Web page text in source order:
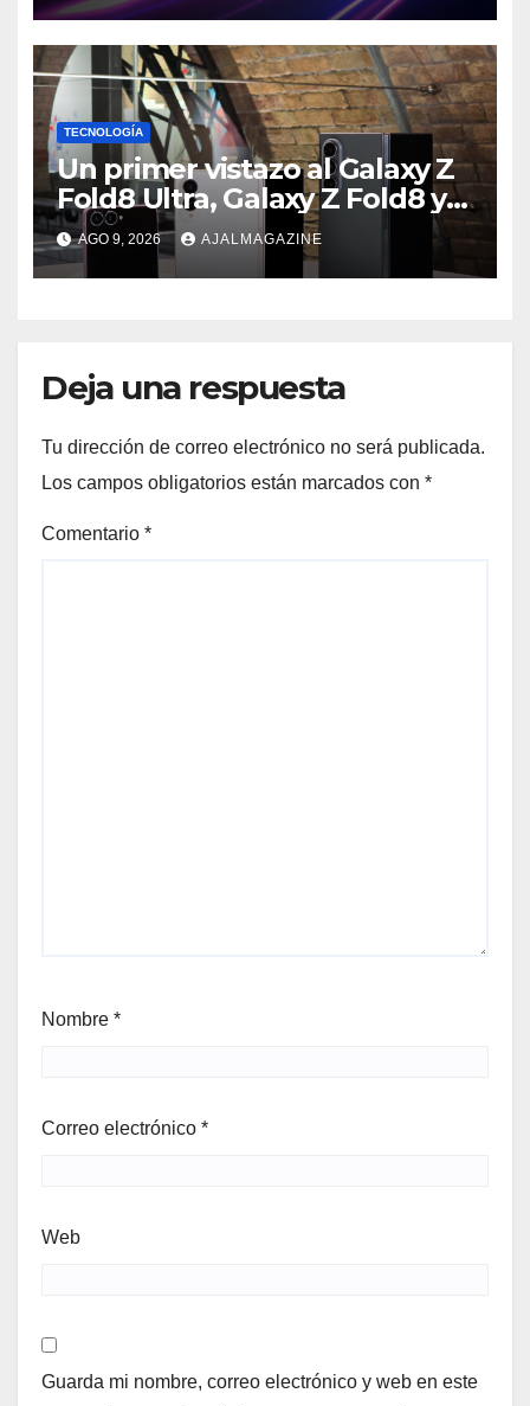
IA
TECNOLOGÍA
Un primer vistazo al Galaxy Z
Fold8 Ultra, Galaxy Z Fold8 y
Galaxy Z Flip8
AGO 9, 2026 AJALMAGAZINE
Deja una respuesta
Tu dirección de correo electrónico no será publicada.
Los campos obligatorios están marcados con *
Comentario *
Nombre *
Correo electrónico *
Web
Guarda mi nombre, correo electrónico y web en este